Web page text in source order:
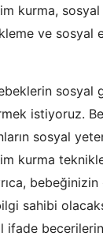
kurma,
ve sosyal
istiyoruz.
sosyal
kurma
sahibi
ifade